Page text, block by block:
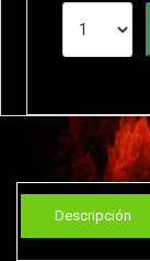
Descripción